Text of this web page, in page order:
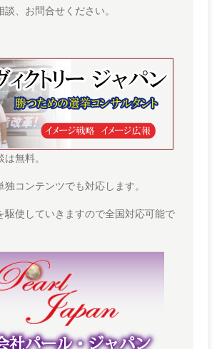
談、お問合せください。
無料。
独コンテンツでも対応します。
駆使していきますので全国対応可能で